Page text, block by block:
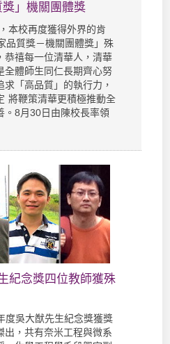
」機關團體獎
本校再度獲得外界的肯
品質獎－機關團體獎」殊
恭禧每一位清華人，清華
全體師生同仁長期齊心努
「高品質」的執行力，
將鞭策清華更積極推動全
。8月30日由陳校長率領
紀念獎四位教師獲殊
度吳大猷先生紀念獎獲獎
出，共有奈米工程與微系